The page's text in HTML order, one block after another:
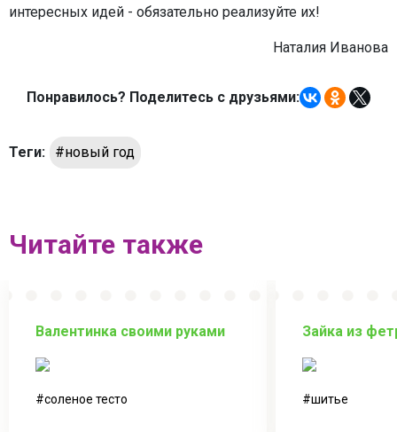
интересных идей - обязательно реализуйте их!
Наталия Иванова
Понравилось? Поделитесь с друзьями:
Теги: #новый год
Читайте также
Валентинка своими руками
соленое тесто
Зайка из
шитье